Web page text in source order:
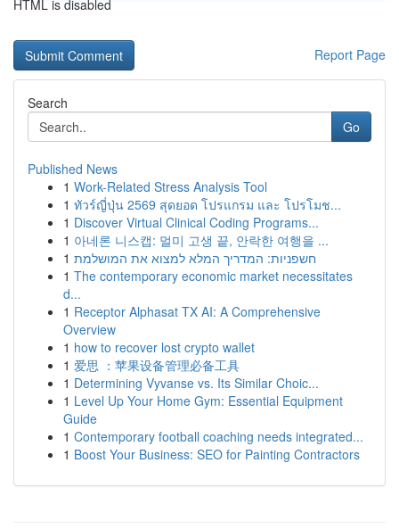
HTML is disabled
Report Page
Search
Go
Published News
1 Work-Related Stress Analysis Tool
1 ทัวร์ญี่ปุ่น 2569 สุดยอด โปรแกรม และ โปรโมช...
1 Discover Virtual Clinical Coding Programs...
1 아네론 니스캡: 멀미 고생 끝, 안락한 여행을 ...
1 חשפניות: המדריך המלא למצוא את המושלמת
1 The contemporary economic market necessitates
d...
1 Receptor Alphasat TX AI: A Comprehensive
Overview
1 how to recover lost crypto wallet
1 爱思 ：苹果设备管理必备工具
1 Determining Vyvanse vs. Its Similar Choic...
1 Level Up Your Home Gym: Essential Equipment
Guide
1 Contemporary football coaching needs integrated...
1 Boost Your Business: SEO for Painting Contractors